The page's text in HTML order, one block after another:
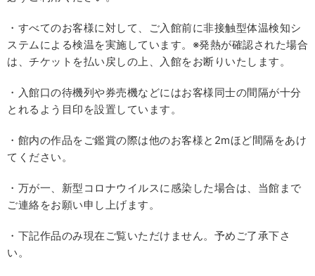
・すべてのお客様に対して、ご入館前に非接触型体温検知シ
ステムによる検温を実施しています。※発熱が確認された場合
は、チケットを払い戻しの上、入館をお断りいたします。
・入館口の待機列や券売機などにはお客様同士の間隔が十分
とれるよう目印を設置しています。
・館内の作品をご鑑賞の際は他のお客様と2mほど間隔をあけ
てください。
・万が一、新型コロナウイルスに感染した場合は、当館まで
ご連絡をお願い申し上げます。
・下記作品のみ現在ご覧いただけません。予めご了承下さ
い。